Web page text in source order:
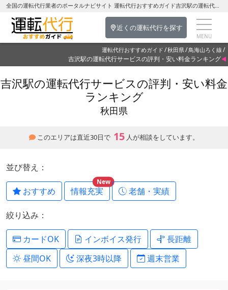
全国の運転代行業者のポータルナビサイト 運転代行おすすめガイド吉沢駅の運転代行を探す-秋田県の運転代行
近くの運転代行を探す
運転代行おすすめガイド 秋田県 鳥海山ろく線
吉沢駅の運転代行サービスの評判・安い料金ランキング
吉沢駅の運転代行サービスの評判・安い料金
ランキング
秋田県
このエリアは直近30日で 15 人が相談をしています。
並び替え：
おすすめ 情報充実
New
老舗・実績
絞り込み：
カードOK インボイス発行
長距離
昼間OK
深夜3時以降 週末営業